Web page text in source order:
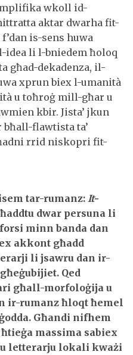
wkoll id-
aktar dwarha fit-
is-sens huwa
li l-bniedem ħoloq
għad-dekadenza, il-
xprun biex l-umanità
u toħroġ mill-għar u
kbir. Jista’ jkun
bħall-flawtista ta’
rrid niskopri fit-
tar-rumanz: It-
dwar persuna li
minn banda dan
akkont għadd
li jsawru dan ir-
Qed
għall-morfoloġija u
ir-rumanz ħloqt ħemel
Għandi nifhem
massima sabiex
letterarju lokali kważi